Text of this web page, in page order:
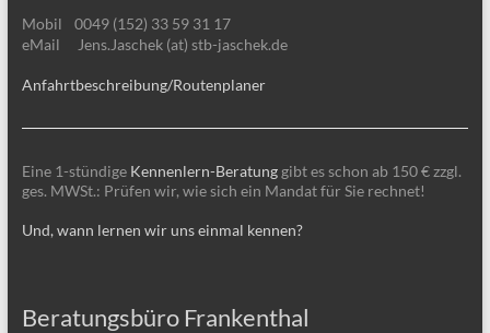
Mobil
0049 (152) 33 59 31 17
eMail
Jens.Jaschek (at) stb-jaschek.de
Anfahrtbeschreibung/Routenplaner
Eine 1-stündige Kennenlern-Beratunggibt es schon ab 150 € zzgl.
ges. MWSt.: Prüfen wir, wie sich ein Mandat für Sie rechnet!
Und, wann lernen wir uns einmal kennen?
Beratungsbüro Frankenthal